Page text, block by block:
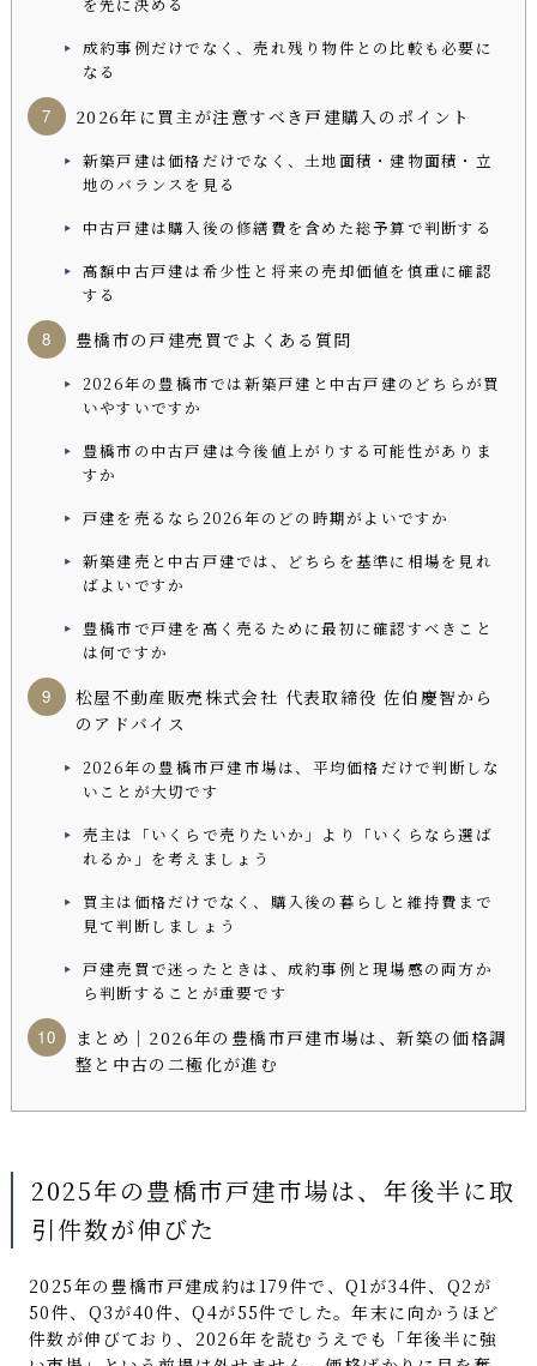
を先に決める
成約事例だけでなく、売れ残り物件との比較も必要に
なる
2026年に買主が注意すべき戸建購入のポイント
新築戸建は価格だけでなく、土地面積・建物面積・立
地のバランスを見る
中古戸建は購入後の修繕費を含めた総予算で判断する
高額中古戸建は希少性と将来の売却価値を慎重に確認
する
豊橋市の戸建売買でよくある質問
2026年の豊橋市では新築戸建と中古戸建のどちらが買
いやすいですか
豊橋市の中古戸建は今後値上がりする可能性がありま
すか
戸建を売るなら2026年のどの時期がよいですか
新築建売と中古戸建では、どちらを基準に相場を見れ
ばよいですか
豊橋市で戸建を高く売るために最初に確認すべきこと
は何ですか
松屋不動産販売株式会社 代表取締役 佐伯慶智から
のアドバイス
2026年の豊橋市戸建市場は、平均価格だけで判断しな
いことが大切です
売主は「いくらで売りたいか」より「いくらなら選ば
れるか」を考えましょう
買主は価格だけでなく、購入後の暮らしと維持費まで
見て判断しましょう
戸建売買で迷ったときは、成約事例と現場感の両方か
ら判断することが重要です
まとめ｜2026年の豊橋市戸建市場は、新築の価格調
整と中古の二極化が進む
2025年の豊橋市戸建市場は、年後半に取
引件数が伸びた
2025年の豊橋市戸建成約は179件で、Q1が34件、Q2が
50件、Q3が40件、Q4が55件でした。年末に向かうほど
件数が伸びており、2026年を読むうえでも「年後半に強